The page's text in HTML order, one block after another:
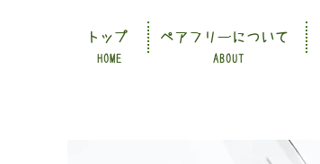
HOME ABOUT
トップ ペアフリーについて